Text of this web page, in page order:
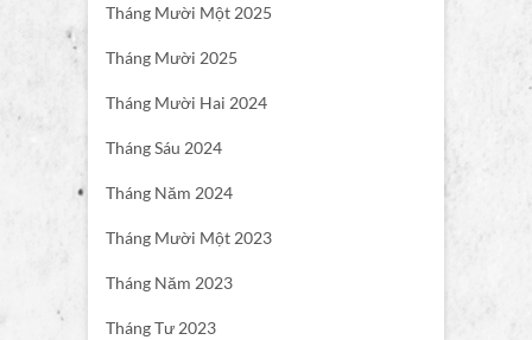
Tháng Mười Một 2025
Tháng Mười 2025
Tháng Mười Hai 2024
Tháng Sáu 2024
Tháng Năm 2024
Tháng Mười Một 2023
Tháng Năm 2023
Tháng Tư 2023